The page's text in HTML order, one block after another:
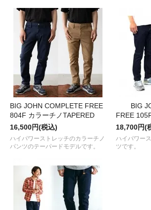
BIG JOHN COMPLETE FREE
804F カラーチノTAPERED
16,500円(税込)
ハイパワーストレッチのカラーチノ
パンツのテーパードモデルです。
BIG
FREE
18,700円(
ハイパワー
ツです。